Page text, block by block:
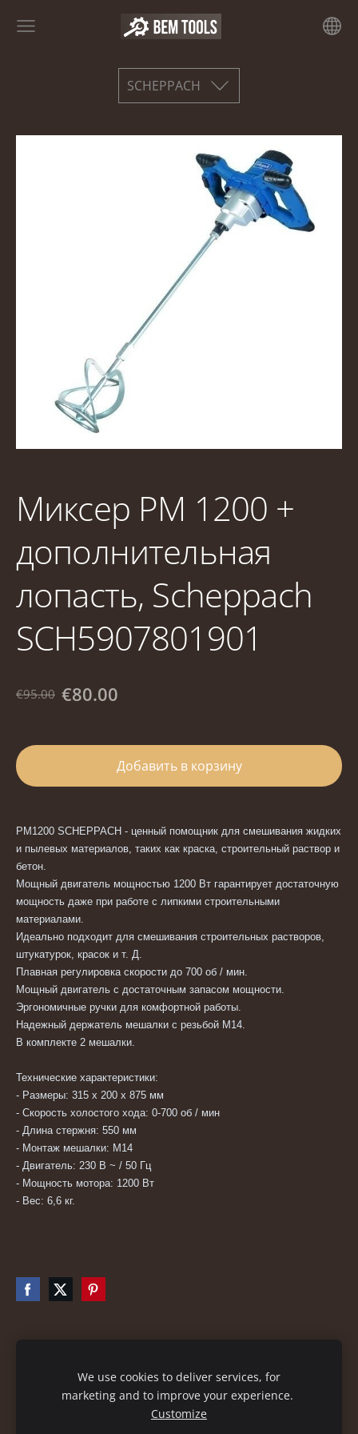
SCHEPPACH
Миксер PM 1200 +
дополнительная
лопасть, Scheppach
SCH5907801901
€95.00 €80.00
Добавить в корзину
PM1200 SCHEPPACH - ценный помощник для смешивания жидких
и пылевых материалов, таких как краска, строительный раствор и
бетон.
Мощный двигатель мощностью 1200 Вт гарантирует достаточную
мощность даже при работе с липкими строительными
материалами.
Идеально подходит для смешивания строительных растворов,
штукатурок, красок и т. Д.
Плавная регулировка скорости до 700 об / мин.
Мощный двигатель с достаточным запасом мощности.
Эргономичные ручки для комфортной работы.
Надежный держатель мешалки с резьбой M14.
В комплекте 2 мешалки.
Технические характеристики:
- Размеры: 315 x 200 x 875 мм
- Скорость холостого хода: 0-700 об / мин
- Длина стержня: 550 мм
- Монтаж мешалки: M14
- Двигатель: 230 В ~ / 50 Гц
- Мощность мотора: 1200 Вт
- Вес: 6,6 кг.
We use cookies to deliver services, for
marketing and to improve your experience.
Customize